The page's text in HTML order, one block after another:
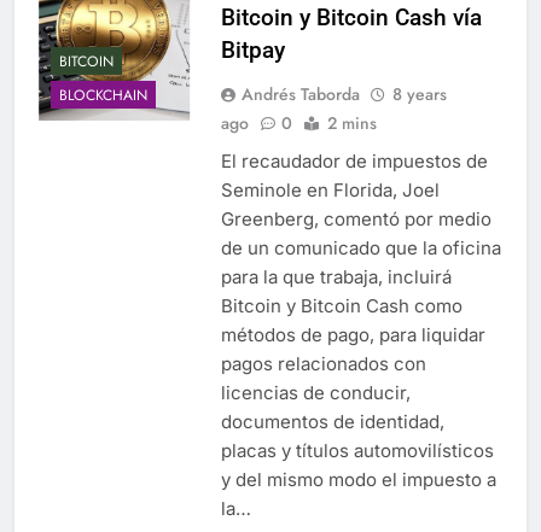
BITCOIN
BLOCKCHAIN
Bitcoin y Bitcoin Cash vía
Bitpay
Andrés Taborda
8 years
ago
0 2 mins
El recaudador de impuestos de
Seminole en Florida, Joel
Greenberg, comentó por medio
de un comunicado que la oficina
para la que trabaja, incluirá
Bitcoin y Bitcoin Cash como
métodos de pago, para liquidar
pagos relacionados con
licencias de conducir,
documentos de identidad,
placas y títulos automovilísticos
y del mismo modo el impuesto a
la…